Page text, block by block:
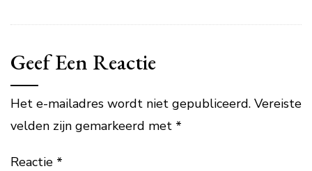
Geef Een Reactie
Het e-mailadres wordt niet gepubliceerd. Vereiste
velden zijn gemarkeerd met *
Reactie *